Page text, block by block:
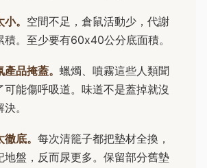
。 空間不足，倉鼠活動少，代謝
積。至少要有60x40公分底面積。
品掩蓋。 蠟燭、噴霧這些人類聞
可能傷呼吸道。味道不是蓋掉就沒
。
底。 每次清籠子都把墊材全換，
地盤，反而尿更多。保留部分舊墊